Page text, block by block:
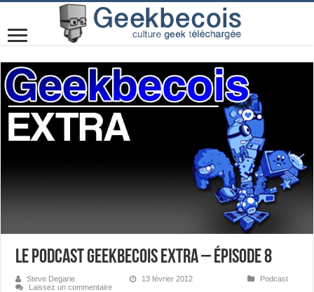
Le podcast Geekbecois Extra – Épisode 8
Steve Degarie 13 février 2012
Podcast
Laissez un commentaire